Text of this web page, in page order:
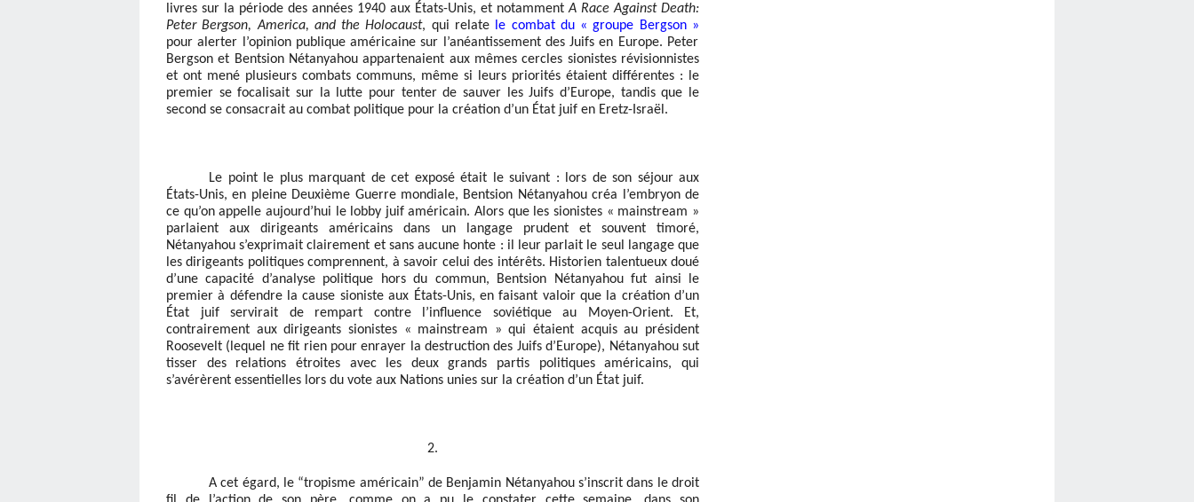
livres sur la période des années 1940 aux États-Unis, et notammentA Race Against Death:
Peter Bergson, America, and the Holocaust, qui relate
le combat du « groupe Bergson »
pour alerter l’opinion publique américaine sur l’anéantissement des Juifs en Europe. Peter
Bergson et Bentsion Nétanyahou appartenaient aux mêmes cercles sionistes révisionnistes
et ont mené plusieurs combats communs, même si leurs priorités étaient différentes : le
premier se focalisait sur la lutte pour tenter de sauver les Juifs d’Europe, tandis que le
second se consacrait au combat politique pour la création d’un État juif en Eretz-Israël.
Le point le plus marquant de cet exposé était le suivant : lors de son séjour aux
États-Unis, en pleine Deuxième Guerre mondiale, Bentsion Nétanyahou créa l’embryon de
ce qu’on appelle aujourd’hui le lobby juif américain. Alors que les sionistes « mainstream »
parlaient aux dirigeants américains dans un langage prudent et souvent timoré,
Nétanyahou s’exprimait clairement et sans aucune honte : il leur parlait le seul langage que
les dirigeants politiques comprennent, à savoir celui des intérêts. Historien talentueux doué
d’une capacité d’analyse politique hors du commun, Bentsion Nétanyahou fut ainsi le
premier à défendre la cause sioniste aux États-Unis, en faisant valoir que la création d’un
État juif servirait de rempart contre l’influence soviétique au Moyen-Orient. Et,
contrairement aux dirigeants sionistes « mainstream » qui étaient acquis au président
Roosevelt (lequel ne fit rien pour enrayer la destruction des Juifs d’Europe), Nétanyahou sut
tisser des relations étroites avec les deux grands partis politiques américains, qui
s’avérèrent essentielles lors du vote aux Nations unies sur la création d’un État juif.
2.
A cet égard, le “tropisme américain” de Benjamin Nétanyahou s’inscrit dans le droit